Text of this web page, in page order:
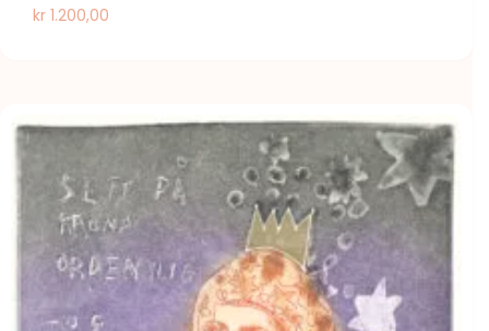
kr 1.200,00